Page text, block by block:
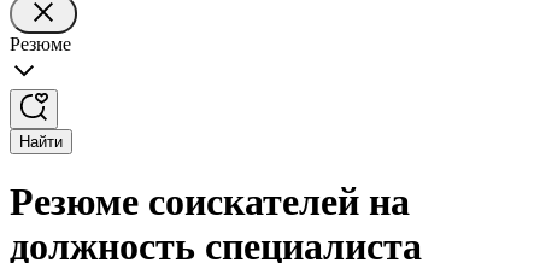
Резюме
Найти
Резюме соискателей на
должность специалиста